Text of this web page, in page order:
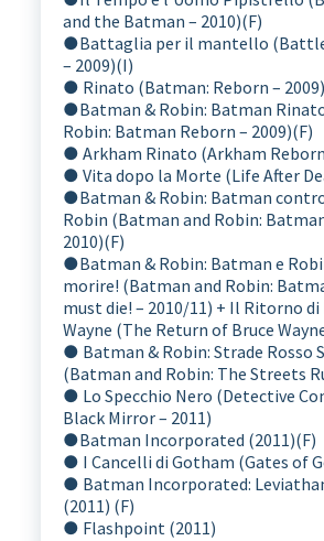
and the Batman – 2010)(F)
●Battaglia per il mantello
– 2009)(I)
● Rinato (Batman: Reborn – 2009)
●Batman & Robin: Batman
Robin: Batman Reborn – 2009)(F)
● Arkham Rinato (Arkham
● Vita dopo la Morte (Life After
●Batman & Robin: Batman
Robin (Batman and Robin:
2010)(F)
●Batman & Robin: Batman e
morire! (Batman and Robin:
must die! – 2010/11) + Il Ritorno di
Wayne (The Return of Bruce
● Batman & Robin: Strade Rosso
(Batman and Robin: The Streets
● Lo Specchio Nero (Detective
Black Mirror – 2011)
●Batman Incorporated (2011)(F)
● I Cancelli di Gotham (Gates of
● Batman Incorporated:
(2011) (F)
● Flashpoint (2011)